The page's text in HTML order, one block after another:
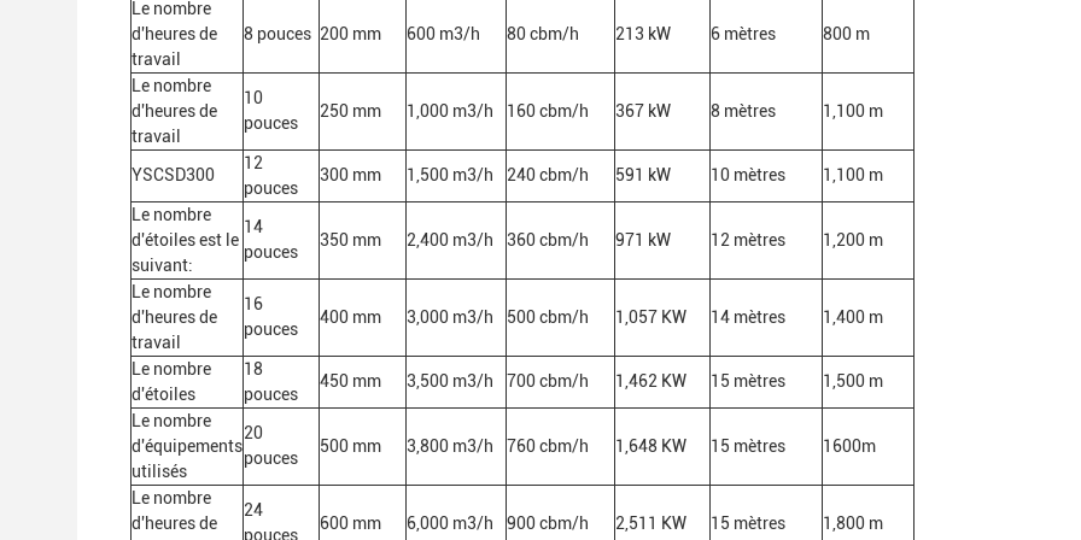
Le nombre
d'heures de
travail
8 pouces 200 mm 600 m3/h 80 cbm/h 213 kW 6 mètres 800 m
Le nombre
d'heures de
travail
10
pouces
250 mm 1,000 m3/h 160 cbm/h 367 kW 8 mètres 1,100 m
YSCSD300
12
pouces
300 mm 1,500 m3/h 240 cbm/h 591 kW 10 mètres 1,100 m
Le nombre
d'étoiles est le
suivant:
14
pouces
350 mm 2,400 m3/h 360 cbm/h 971 kW 12 mètres 1,200 m
Le nombre
d'heures de
travail
16
pouces
400 mm 3,000 m3/h 500 cbm/h 1,057 KW 14 mètres 1,400 m
Le nombre
d'étoiles
18
pouces
450 mm 3,500 m3/h 700 cbm/h 1,462 KW 15 mètres 1,500 m
Le nombre
d'équipements
utilisés
20
pouces
500 mm 3,800 m3/h 760 cbm/h 1,648 KW 15 mètres 1600m
Le nombre
d'heures de
24
pouces
600 mm 6,000 m3/h 900 cbm/h 2,511 KW 15 mètres 1,800 m